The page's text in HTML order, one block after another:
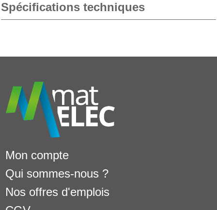
Spécifications techniques
Mon compte
Qui sommes-nous ?
Nos offres d'emplois